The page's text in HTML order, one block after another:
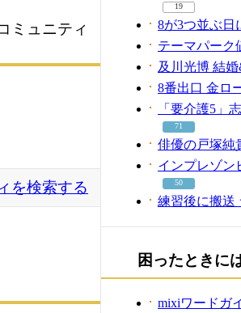
ミュニティ
を検索する
19
8が3つ並ぶ日
テーマパーク
及川光博 結
8番出口 金ロ
「要介護5」
71
俳優の戸塚純
インプレゾン
50
練習後に搬送
困ったときに
mixiワードガ